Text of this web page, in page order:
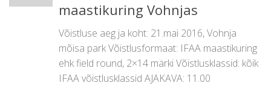
maastikuring Vohnjas
Võistluse aeg ja koht: 21.mai 2016, Vohnja
mõisa park Võistlusformaat: IFAA maastikuring
ehk field round, 2×14 märki Võistlusklassid: kõik
IFAA võistlusklassid AJAKAVA: 11.00